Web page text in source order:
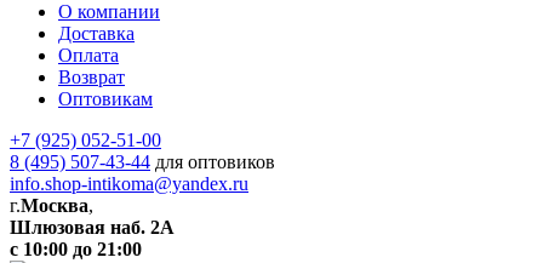
О компании
Доставка
Оплата
Возврат
Оптовикам
+7 (925) 052-51-00
8 (495) 507-43-44 для оптовиков
info.shop-intikoma@yandex.ru
г.Москва,
Шлюзовая наб. 2А
с 10:00 до 21:00